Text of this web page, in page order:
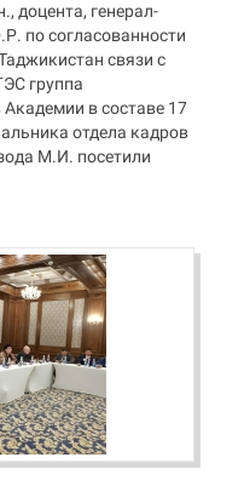
доцента, генерал-
по согласованности
связи с
группа
Академии в составе 17
отдела кадров
М.И. посетили